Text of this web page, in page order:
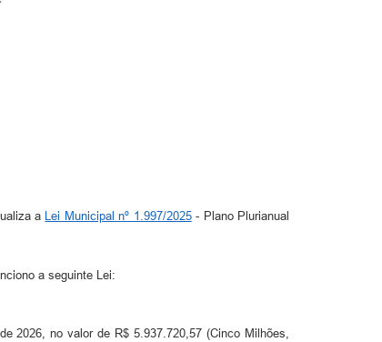
a Lei Municipal nº 1.997/2025- Plano Plurianual
a seguinte Lei:
2026, no valor de R$ 5.937.720,57 (Cinco Milhões,